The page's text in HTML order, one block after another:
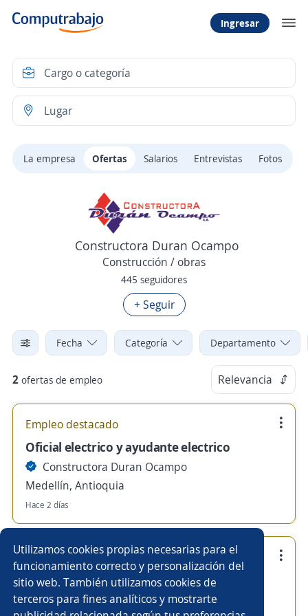
Utilizamos cookies propias necesarias para el
funcionamiento correcto y personalización del
sitio web. También utilizamos cookies de
terceros para fines analíticos y mostrarte
Ingresar
La empresa Ofertas Salarios Entrevistas Fotos
Constructora Duran Ocampo
Construcción / obras
445 seguidores
+ Seguir
Fecha Categoría Departamento
2 ofertas de empleo Relevancia
Empleo destacado
Oficial electrico y ayudante electrico
Constructora Duran Ocampo
Medellín, Antioquia
Hace 2 días
Empleo destacado
Tecnólogo y/o encargado Electricista
Constructora Duran Ocampo